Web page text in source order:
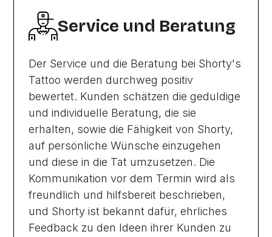
Service und Beratung
Der Service und die Beratung bei Shorty's
Tattoo werden durchweg positiv
bewertet. Kunden schätzen die geduldige
und individuelle Beratung, die sie
erhalten, sowie die Fähigkeit von Shorty,
auf persönliche Wünsche einzugehen
und diese in die Tat umzusetzen. Die
Kommunikation vor dem Termin wird als
freundlich und hilfsbereit beschrieben,
und Shorty ist bekannt dafür, ehrliches
Feedback zu den Ideen ihrer Kunden zu